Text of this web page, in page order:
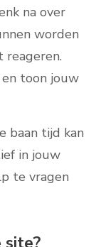
na over
worden
reageren.
toon jouw
baan tijd kan
in jouw
te vragen